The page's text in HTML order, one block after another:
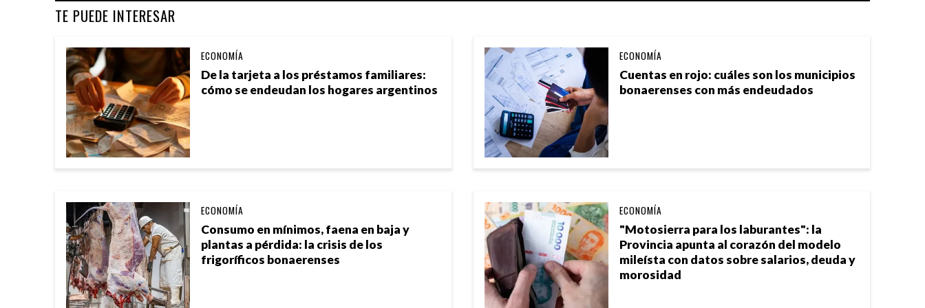
TE PUEDE INTERESAR
De la tarjeta a los préstamos familiares:
cómo se endeudan los hogares argentinos
ECONOMÍA
Cuentas en rojo: cuáles son los municipios
bonaerenses con más endeudados
ECONOMÍA
Consumo en mínimos, faena en baja y
plantas a pérdida: la crisis de los
frigoríficos bonaerenses
ECONOMÍA
"Motosierra para los laburantes": la
Provincia apunta al corazón del modelo
mileísta con datos sobre salarios, deuda y
morosidad
ECONOMÍA